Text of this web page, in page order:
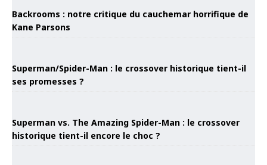
Backrooms : notre critique du cauchemar horrifique de
Kane Parsons
Superman/Spider-Man : le crossover historique tient-il
ses promesses ?
Superman vs. The Amazing Spider-Man : le crossover
historique tient-il encore le choc ?